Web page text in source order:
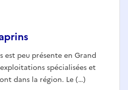
est peu présente en Grand
spécialisées et
dans la région. Le (…)